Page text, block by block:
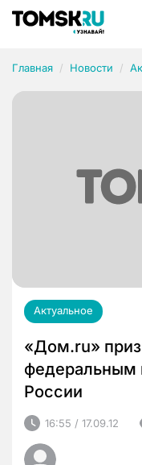
Главная Новости
Актуальное
«Дом.ru»
федеральным
России
16:55 / 17.09.12